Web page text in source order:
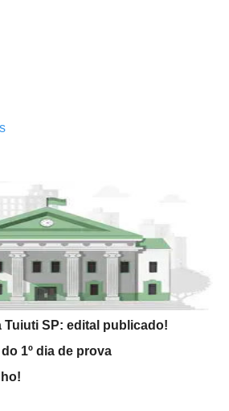
SP: edital publicado!
1º dia de prova